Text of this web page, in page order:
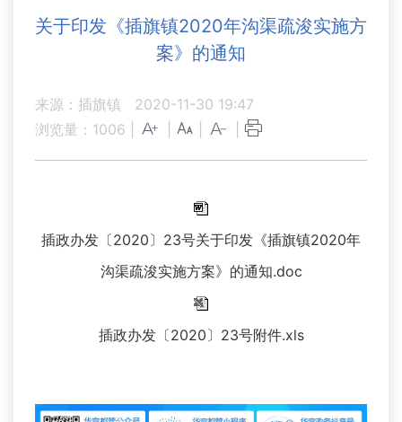
关于印发《插旗镇2020年沟渠疏浚实施方
案》的通知
来源：插旗镇
2020-11-30 19:47
浏览量： 1006
插政办发〔2020〕23号关于印发《插旗镇2020年
沟渠疏浚实施方案》的通知.doc
插政办发〔2020〕23号附件.xls